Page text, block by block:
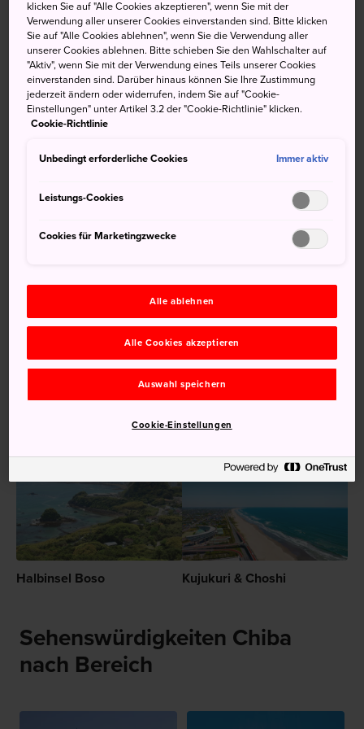
Tokyo aus zu erreichen. Sie können auch über die JR-
Sobu-Linie von verschiedenen Haltepunkten in der
Hauptstadt nach Chiba gelangen. In Chiba liegt auch
Japans wichtigster internationaler Flughafen, Narita.
Weitere Informationen
Nicht verpassen
Tokyo Disneyland und DisneySea, einzigartig in
Aktivitäten an Chibas Stränden
Zeitreise in der historischen Stadt Sawara
Die Schönheit des Shinshoji-Tempels in Narita,
der im Michelin Green Guide Japan aufgeführt wird
Halbinsel Boso Kujukuri & Choshi
Sehenswürdigkeiten Chiba
nach Bereich
klicken Sie auf "Alle Cookies akzeptieren", wenn Sie mit der
Verwendung aller unserer Cookies einverstanden sind. Bitte klicken
Sie auf "Alle Cookies ablehnen", wenn Sie die Verwendung aller
unserer Cookies ablehnen. Bitte schieben Sie den Wahlschalter auf
"Aktiv", wenn Sie mit der Verwendung eines Teils unserer Cookies
einverstanden sind. Darüber hinaus können Sie Ihre Zustimmung
jederzeit ändern oder widerrufen, indem Sie auf "Cookie-
Einstellungen" unter Artikel 3.2 der "Cookie-Richtlinie" klicken.
Cookie-Richtlinie
Unbedingt erforderliche Cookies Immer aktiv
Leistungs-Cookies
Cookies für Marketingzwecke
Alle ablehnen
Alle Cookies akzeptieren
Auswahl speichern
Cookie-Einstellungen